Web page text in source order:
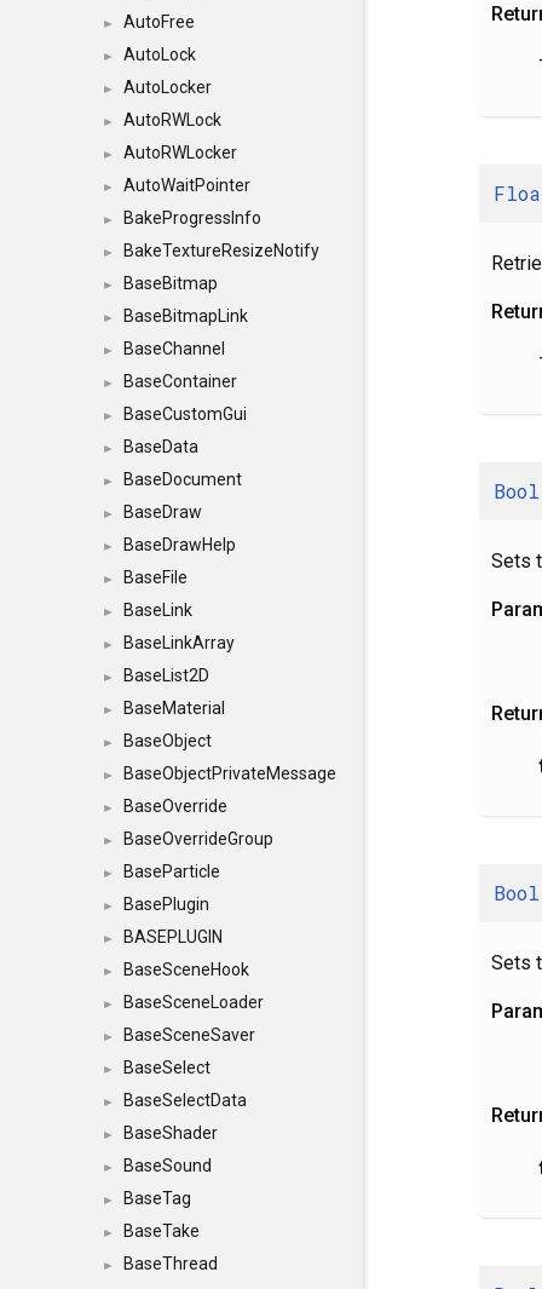
► AutoFree
► AutoLock
► AutoLocker
► AutoRWLock
► AutoRWLocker
► AutoWaitPointer
► BakeProgressInfo
► BakeTextureResizeNotify
► BaseBitmap
► BaseBitmapLink
► BaseChannel
► BaseContainer
► BaseCustomGui
► BaseData
► BaseDocument
► BaseDraw
► BaseDrawHelp
► BaseFile
► BaseLink
► BaseLinkArray
► BaseList2D
► BaseMaterial
► BaseObject
► BaseObjectPrivateMessage
► BaseOverride
► BaseOverrideGroup
► BaseParticle
► BasePlugin
► BASEPLUGIN
► BaseSceneHook
► BaseSceneLoader
► BaseSceneSaver
► BaseSelect
► BaseSelectData
► BaseShader
► BaseSound
► BaseTag
► BaseTake
►
BaseThread
Bool
Sets
Bool
Sets